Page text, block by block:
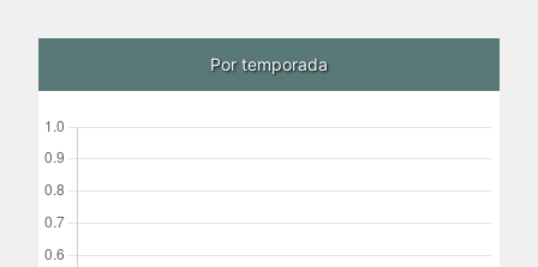
Por temporada